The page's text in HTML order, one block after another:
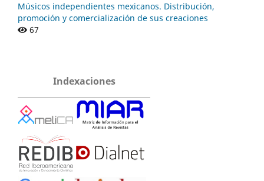
Músicos independientes mexicanos. Distribución,
promoción y comercialización de sus creaciones
67
Indexaciones